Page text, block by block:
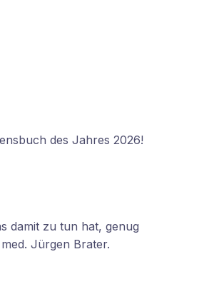
des Jahres 2026!
damit zu tun hat, genug
Jürgen Brater.